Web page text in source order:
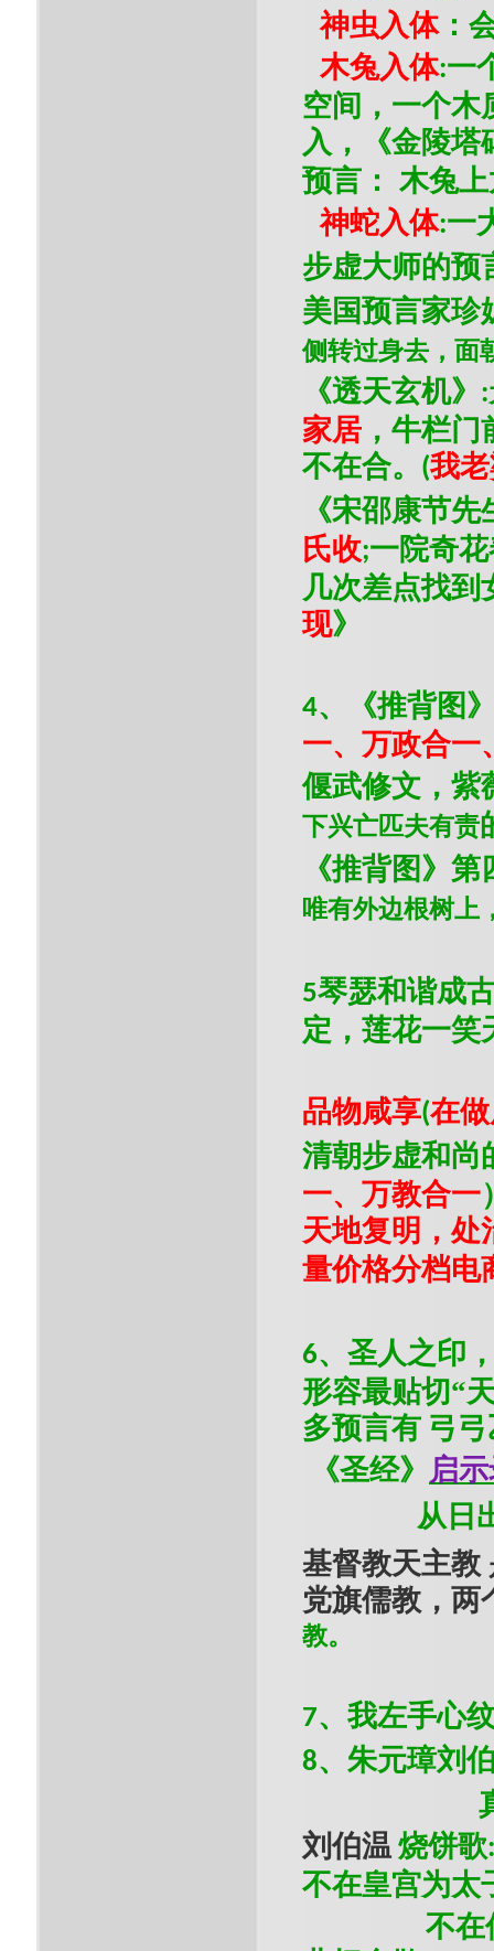
神虫入体：
木兔入体:一
空间，一个木
入，《金陵塔
预言： 木兔
神蛇入体:一
步虚大师的预
美国预言家珍
侧转过身去，面
《透天玄机》 :
家居，牛栏门
不在合。
(我
《宋邵康节
氏收;一院奇
几次差点找到
现》
4、《推背图
一、万政合一
偃武修文，紫
下兴亡匹夫有责
《推背图》
唯有外边根树上
5琴瑟和谐成
定，莲花一笑
品物咸享(在
清朝步虚和尚
一、万教合一
天地复明，处
量价格分档电
6、圣人之印
形容最贴切“
多预言有 弓
《圣经》 启
从日
基督教天主教
党旗儒教，两
教。
7、我左手心
8、朱元璋刘
刘伯温 烧饼歌:
不在皇宫为太
不在